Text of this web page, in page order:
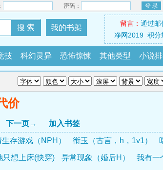
密码： 登 录
搜 索 我的书架 留言： 通过邮
净网2019 积分
技 科幻灵异 恐怖惊悚 其他类型 小说
价
下一页→ 加入书签
存游戏（NPH） 衔玉（古言，h，1v1）
只想上床(快穿) 异常现象（婚后H） 我有一